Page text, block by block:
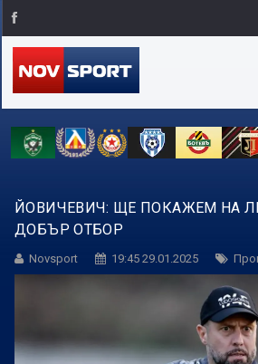
ЙОВИЧЕВИЧ: ЩЕ ПОКАЖЕМ НА
ДОБЪР ОТБОР
Novsport 19:45 29.01.2025